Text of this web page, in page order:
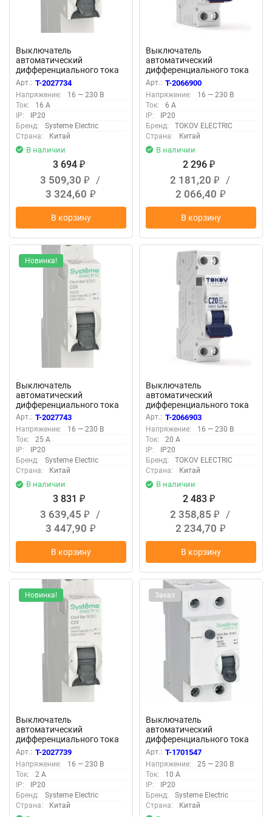
Выключатель
автоматический
дифференциального тока
2п (1P+N) C 16А 30мА тип
AC 4.5кА City9 18мм SE
C9D33616
Арт.: T-2027734
Напряжение:
16 — 230 В
Ток:
16 А
IP:
IP20
Бренд:
Systeme Electric
Страна:
Китай
В наличии
3 694 ₽
3 509,30 ₽
/
3 324,60 ₽
В корзину
Выключатель
автоматический
дифференциального тока
2п (1P+N) C 6А 30мА тип A
6кА PRIZMA 18мм TOKOV
ELECTRIC TKE-PZ60-RCBO-
1-6-30-A
Арт.: T-2066900
Напряжение:
16 — 230 В
Ток:
6 А
IP:
IP20
Бренд:
TOKOV ELECTRIC
Страна:
Китай
В наличии
2 296 ₽
2 181,20 ₽
/
2 066,40 ₽
В корзину
Новинка!
Выключатель
автоматический
дифференциального тока
2п (1P+N) C 25А 30мА тип
AC 4.5кА City9 18мм SE
C9D33625
Арт.: T-2027743
Напряжение:
16 — 230 В
Ток:
25 А
IP:
IP20
Бренд:
Systeme Electric
Страна:
Китай
В наличии
3 831 ₽
3 639,45 ₽
/
3 447,90 ₽
В корзину
Выключатель
автоматический
дифференциального тока
2п (1P+N) C 20А 30мА тип A
6кА PRIZMA 18мм TOKOV
ELECTRIC TKE-PZ60-RCBO-
1-20-30-A
Арт.: T-2066903
Напряжение:
16 — 230 В
Ток:
20 А
IP:
IP20
Бренд:
TOKOV ELECTRIC
Страна:
Китай
В наличии
2 483 ₽
2 358,85 ₽
/
2 234,70 ₽
В корзину
Новинка!
Выключатель
автоматический
дифференциального тока
2п (1P+N) C 20А 30мА тип
AC 4.5кА City9 18мм SE
C9D33620
Арт.: T-2027739
Напряжение:
16 — 230 В
Ток:
2 А
IP:
IP20
Бренд:
Systeme Electric
Страна:
Китай
Заказ
Выключатель
автоматический
дифференциального тока
2п (1P+N) C 10А 10мА тип A
4.5кА City9 Set 230В SE
C9D51610
Арт.: T-1701547
Напряжение:
25 — 230 В
Ток:
10 А
IP:
IP20
Бренд:
Systeme Electric
Страна:
Китай